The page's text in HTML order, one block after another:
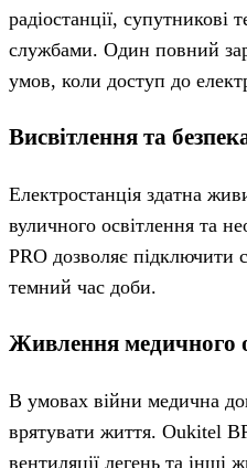
радіостанції, супутникові
службами. Один повний
умов, коли доступ до
Висвітлення та
Електростанція здатна
вуличного освітлення та
PRO дозволяє підключити
темний час доби.
Живлення медичного
В умовах війни медична
врятувати життя. Oukitel
вентиляції легень та